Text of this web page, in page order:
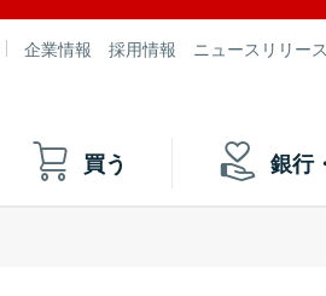
企業情報 採用情報 ニュースリリース
買う 銀行